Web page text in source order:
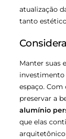
atualização
tanto
Manter suas
investimento
espaço. Com
preservar a
alumínio
que elas